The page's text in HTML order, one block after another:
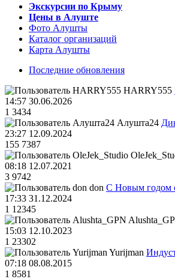
Экскурсии по Крыму
Цены в Алуште
Фото Алушты
Каталог организаций
Карта Алушты
Последние обновления
HARRY555
14:57 30.06.2026
1 3434
Алушта24
23:27 12.09.2024
155 7387
08:18 12.07.2021
3 9742
don С Новым годом
17:33 31.12.2024
1 12345
15:03 12.10.2023
1 23302
Yurijman
07:18 08.08.2015
1 8581